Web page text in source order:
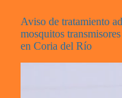
Aviso de tratamiento
mosquitos
en Coria del Río